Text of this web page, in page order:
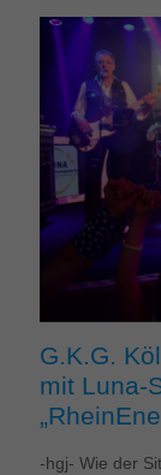
G.K.G.
mit Luna-
-hgj- Wie der